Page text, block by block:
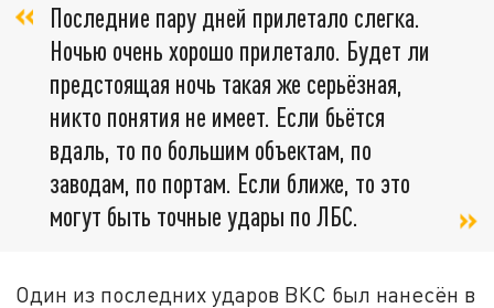
Последние пару дней прилетало слегка.
Ночью очень хорошо прилетало. Будет ли
предстоящая ночь такая же серьёзная,
никто понятия не имеет. Если бьётся
вдаль, то по большим объектам, по
заводам, по портам. Если ближе, то это
могут быть точные удары по ЛБС.
Один из последних ударов ВКС был нанесён в